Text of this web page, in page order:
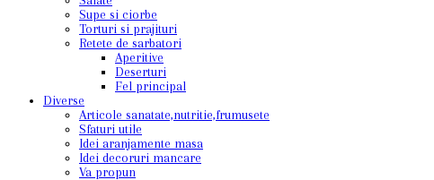
Supe si ciorbe
Torturi si prajituri
Retete de sarbatori
Aperitive
Deserturi
Fel principal
Diverse
Articole sanatate,nutritie,frumusete
Sfaturi utile
Idei aranjamente masa
Idei decoruri mancare
Va propun